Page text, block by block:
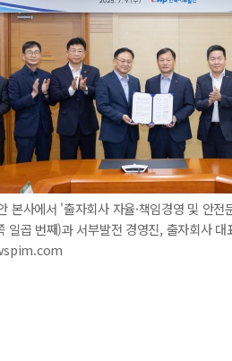
본사에서 '출자회사 자율·책임경영 및 안
일곱 번째)과 서부발전 경영진, 출자회사